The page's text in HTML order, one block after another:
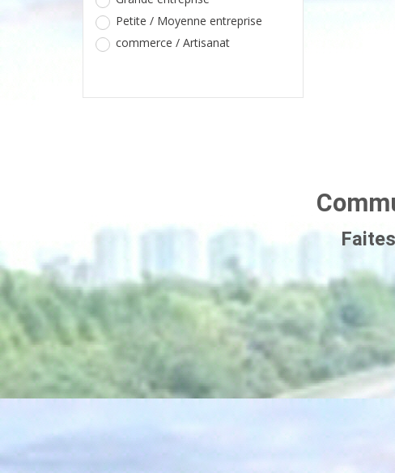
Petite / Moyenne entreprise
commerce / Artisanat